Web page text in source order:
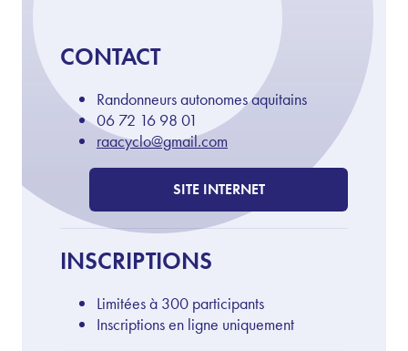
CONTACT
Randonneurs autonomes aquitains
06 72 16 98 01
raacyclo@gmail.com
SITE INTERNET
INSCRIPTIONS
Limitées à 300 participants
Inscriptions en ligne uniquement